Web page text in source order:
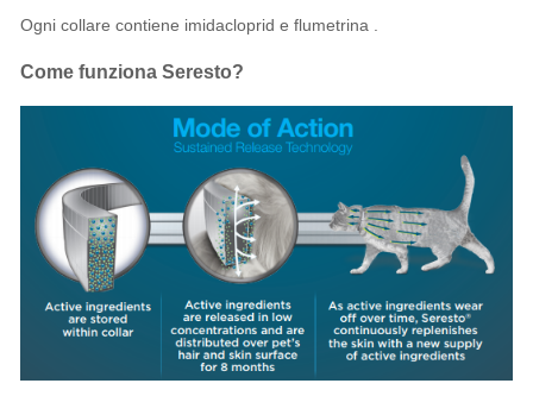
Ogni collare contiene imidacloprid e flumetrina
Come funziona Seresto?